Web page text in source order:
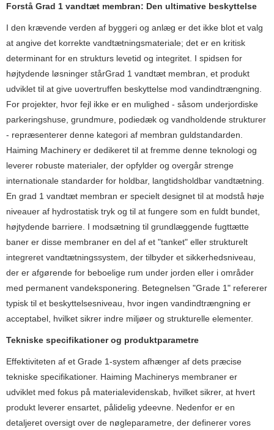
Forstå Grad 1 vandtæt membran: Den ultimative beskyttelse
I den krævende verden af ​​byggeri og anlæg er det ikke blot et valg
at angive det korrekte vandtætningsmateriale; det er en kritisk
determinant for en strukturs levetid og integritet. I spidsen for
højtydende løsninger stårGrad 1 vandtæt membran , et produkt
udviklet til at give uovertruffen beskyttelse mod vandindtrængning.
For projekter, hvor fejl ikke er en mulighed - såsom underjordiske
parkeringshuse, grundmure, podiedæk og vandholdende strukturer
- repræsenterer denne kategori af membran guldstandarden.
Haiming Machinery er dedikeret til at fremme denne teknologi og
leverer robuste materialer, der opfylder og overgår strenge
internationale standarder for holdbar, langtidsholdbar vandtætning.
En grad 1 vandtæt membran er specielt designet til at modstå høje
niveauer af hydrostatisk tryk og til at fungere som en fuldt bundet,
højtydende barriere. I modsætning til grundlæggende fugttætte
baner er disse membraner en del af et "tanket" eller strukturelt
integreret vandtætningssystem, der tilbyder et sikkerhedsniveau,
der er afgørende for beboelige rum under jorden eller i områder
med permanent vandeksponering. Betegnelsen "Grade 1" refererer
typisk til et beskyttelsesniveau, hvor ingen vandindtrængning er
acceptabel, hvilket sikrer indre miljøer og strukturelle elementer.
Tekniske specifikationer og produktparametre
Effektiviteten af ​​et Grade 1-system afhænger af dets præcise
tekniske specifikationer. Haiming Machinerys membraner er
udviklet med fokus på materialevidenskab, hvilket sikrer, at hvert
produkt leverer ensartet, pålidelig ydeevne. Nedenfor er en
detaljeret oversigt over de nøgleparametre, der definerer vores